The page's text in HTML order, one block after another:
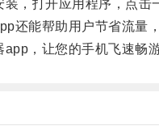
打开应用程序，点击
能帮助用户节省流量，
，让您的手机飞速畅游